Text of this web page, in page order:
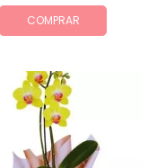
COMPRAR